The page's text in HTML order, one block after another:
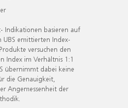
Indikationen basieren auf
emittierten Index-
versuchen den
Index im Verhältnis 1:1
übernimmt dabei keine
die Genauigkeit,
Angemessenheit der